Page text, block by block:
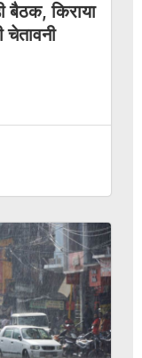
बैठक, किराया